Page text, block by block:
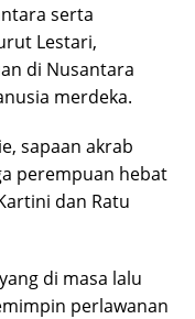
serta
Lestari,
di Nusantara
merdeka.
sapaan akrab
perempuan hebat
dan Ratu
di masa lalu
perlawanan